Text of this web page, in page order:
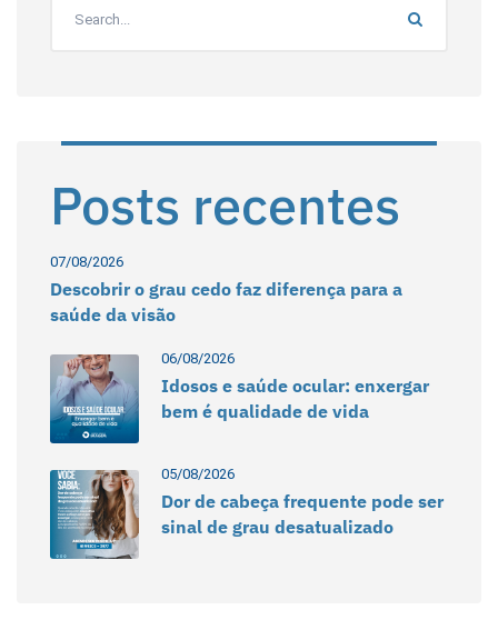
Posts recentes
07/08/2026
Descobrir o grau cedo faz diferença para a
saúde da visão
06/08/2026
Idosos e saúde ocular: enxergar
bem é qualidade de vida
05/08/2026
Dor de cabeça frequente pode ser
sinal de grau desatualizado